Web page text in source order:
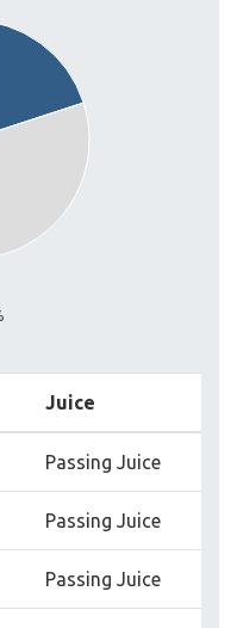
Juice
Passing Juice
Passing Juice
Passing Juice